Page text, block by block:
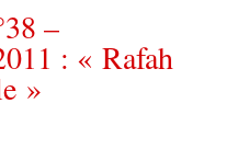
–
: « Rafah
»